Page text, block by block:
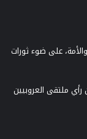
على ضوء ثورات
رأي ملتقى العروبيين